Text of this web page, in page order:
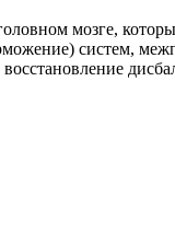
мозге,
систем,